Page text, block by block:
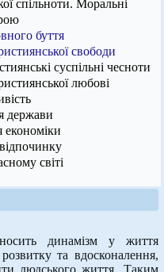
спільноти. Моральні
буття
свободи
суспільні чесноти
любові
держави
економіки
світі
динамізм у життя
та вдосконалення,
людського життя. Таким